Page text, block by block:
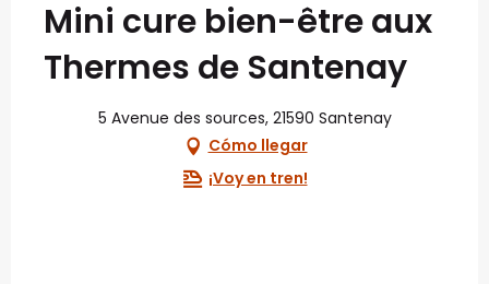
Mini cure bien-être aux
Thermes de Santenay
5 Avenue des sources, 21590 Santenay
Cómo llegar
¡Voy en tren!